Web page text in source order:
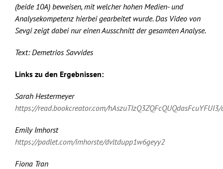
(beide 10A) beweisen, mit welcher hohen Medien- und
Analysekompetenz hierbei gearbeitet wurde. Das Video von
Sevgi zeigt dabei nur einen Ausschnitt der gesamten Analyse.
Text: Demetrios Savvides
Links zu den Ergebnissen:
Sarah Hestermeyer
https://read.bookcreator.com/
Emily Imhorst
https://padlet.com/imhorste/dvltdupp1w6geyy2
Fiona Tran